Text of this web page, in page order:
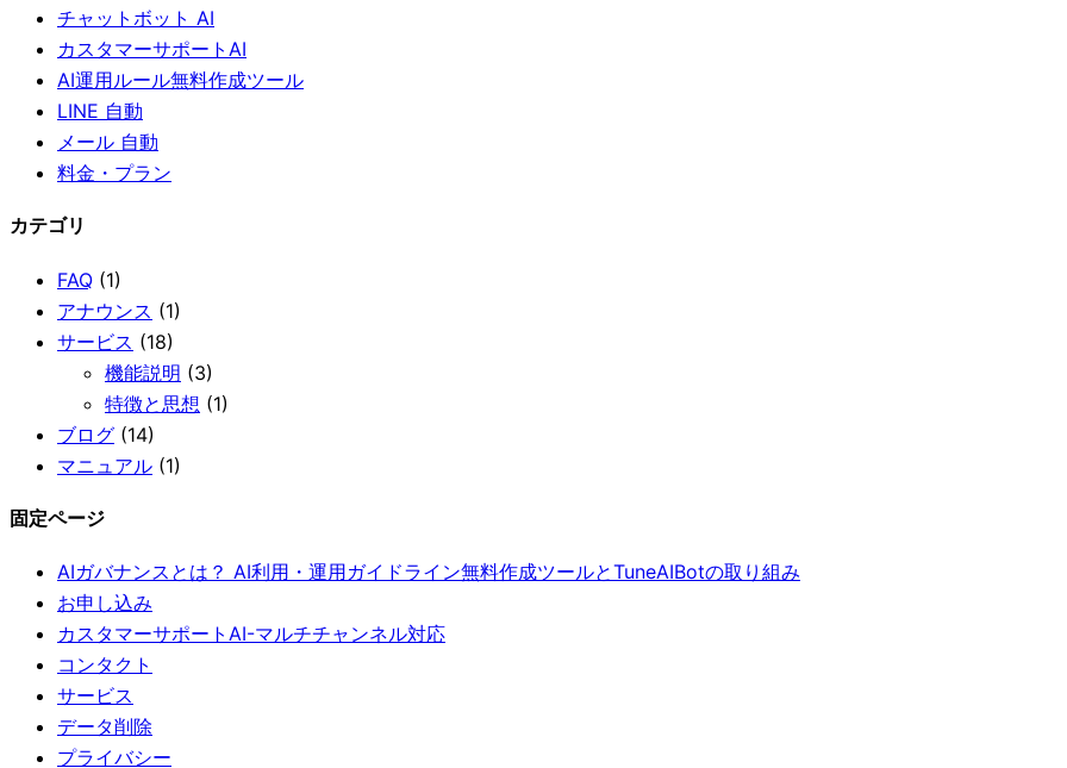
チャットボット AI
カスタマーサポートAI
AI運用ルール無料作成ツール
LINE 自動
メール 自動
料金・プラン
カテゴリ
FAQ (1)
アナウンス (1)
サービス (18)
機能説明 (3)
特徴と思想 (1)
ブログ (14)
マニュアル (1)
固定ページ
AIガバナンスとは？ AI利用・運用ガイドライン無料作成ツールとTuneAIBotの取り組み
お申し込み
カスタマーサポートAI-マルチチャンネル対応
コンタクト
サービス
データ削除
プライバシー